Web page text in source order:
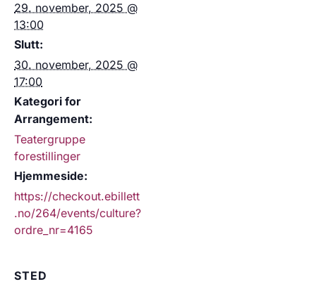
29. november, 2025 @
13:00
Slutt:
30. november, 2025 @
17:00
Kategori for
Arrangement:
Teatergruppe
forestillinger
Hjemmeside:
https://checkout.ebillett
.no/264/events/culture?
ordre_nr=4165
STED